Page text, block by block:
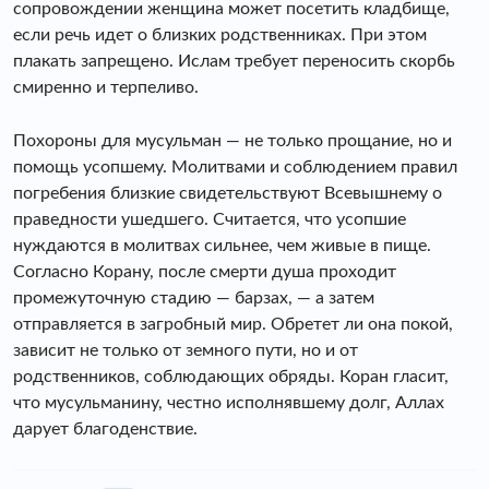
сопровождении женщина может посетить кладбище,
если речь идет о близких родственниках. При этом
плакать запрещено. Ислам требует переносить скорбь
смиренно и терпеливо.
Похороны для мусульман — не только прощание, но и
помощь усопшему. Молитвами и соблюдением правил
погребения близкие свидетельствуют Всевышнему о
праведности ушедшего. Считается, что усопшие
нуждаются в молитвах сильнее, чем живые в пище.
Согласно Корану, после смерти душа проходит
промежуточную стадию — барзах, — а затем
отправляется в загробный мир. Обретет ли она покой,
зависит не только от земного пути, но и от
родственников, соблюдающих обряды. Коран гласит,
что мусульманину, честно исполнявшему долг, Аллах
дарует благоденствие.